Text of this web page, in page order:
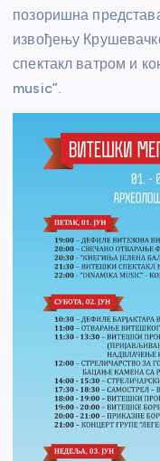
позоришна
извођењу
спектакл ватром и
music”.